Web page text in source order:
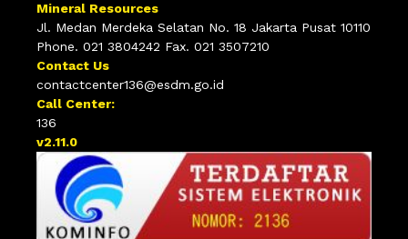
Mineral Resources
Jl. Medan Merdeka Selatan No. 18 Jakarta Pusat 10110
Phone. 021 3804242 Fax. 021 3507210
Contact Us
contactcenter136@esdm.go.id
Call Center:
136
v2.11.0